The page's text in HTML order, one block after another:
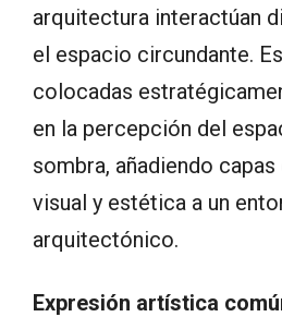
arquitectura interactúan
el espacio circundante.
colocadas
en la percepción del
sombra, añadiendo
visual y estética a un
arquitectónico.
Expresión artística